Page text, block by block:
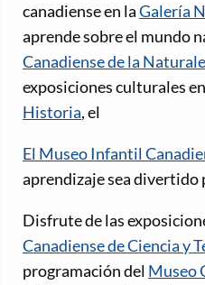
canadiense en laGalería
aprende sobre el mundo
Canadiense de la
exposiciones culturales
Historia, el
El Museo Infantil
aprendizaje sea divertido
Disfrute de las
Canadiense de Ciencia y
programación del Museo